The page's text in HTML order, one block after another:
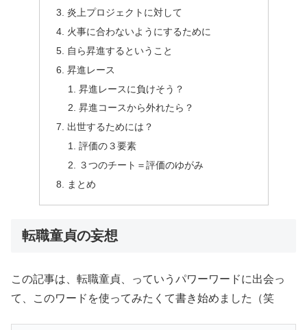
炎上プロジェクトに対して
火事に合わないようにするために
自ら昇進するということ
昇進レース
昇進レースに負けそう？
昇進コースから外れたら？
出世するためには？
評価の３要素
３つのチート＝評価のゆがみ
まとめ
転職童貞の妄想
この記事は、転職童貞、っていうパワーワードに出会っ
て、このワードを使ってみたくて書き始めました（笑